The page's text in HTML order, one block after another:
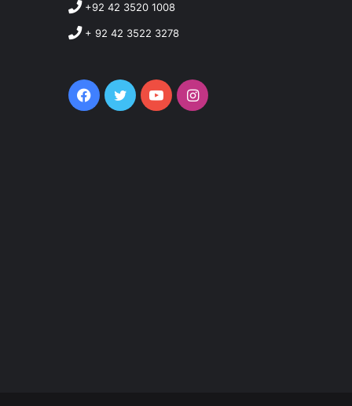
+92 42 3520 1008
+ 92 42 3522 3278
Facebook
TwitterYouTubeInstagram